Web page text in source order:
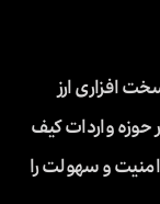
افزاری ارز
در حوزه واردات کیف
و سهولت را